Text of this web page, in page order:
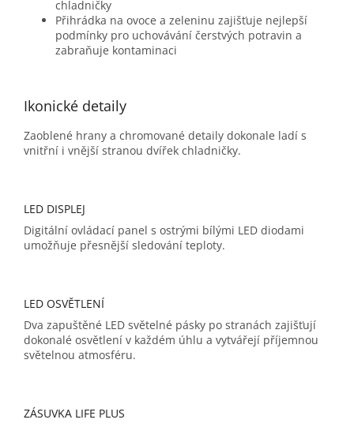
chladničky
Přihrádka na ovoce a zeleninu zajišťuje nejlepší
podmínky pro uchovávání čerstvých potravin a
zabraňuje kontaminaci
Ikonické detaily
Zaoblené hrany a chromované detaily dokonale ladí s
vnitřní i vnější stranou dvířek chladničky.
LED DISPLEJ
Digitální ovládací panel s ostrými bílými LED diodami
umožňuje přesnější sledování teploty.
LED OSVĚTLENÍ
Dva zapuštěné LED světelné pásky po stranách zajišťují
dokonalé osvětlení v každém úhlu a vytvářejí příjemnou
světelnou atmosféru.
ZÁSUVKA LIFE PLUS